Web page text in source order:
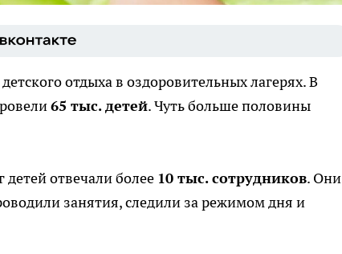
отдыха в оздоровительных лагерях. В
65 тыс. детей. Чуть больше половины
детей отвечали более 10 тыс. сотрудников. Они
занятия, следили за режимом дня и